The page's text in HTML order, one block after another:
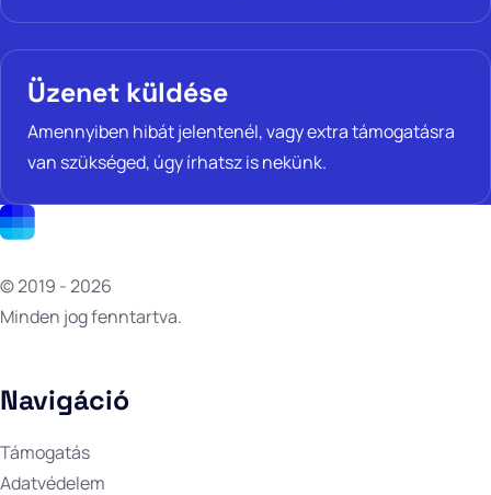
Üzenet küldése
Amennyiben hibát jelentenél, vagy extra támogatásra
van szükséged, úgy írhatsz is nekünk.
© 2019 - 2026
Minden jog fenntartva.
Navigáció
Támogatás
Adatvédelem